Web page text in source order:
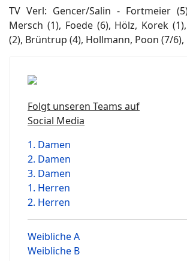
TV Verl: Gencer/Salin - Fortmeier
Mersch (1), Foede (6), Hölz, Korek
(2), Brüntrup (4), Hollmann, Poon (7/6),
Folgt unseren Teams auf
Social Media
1. Damen
2. Damen
3. Damen
1. Herren
2. Herren
Weibliche A
Weibliche B